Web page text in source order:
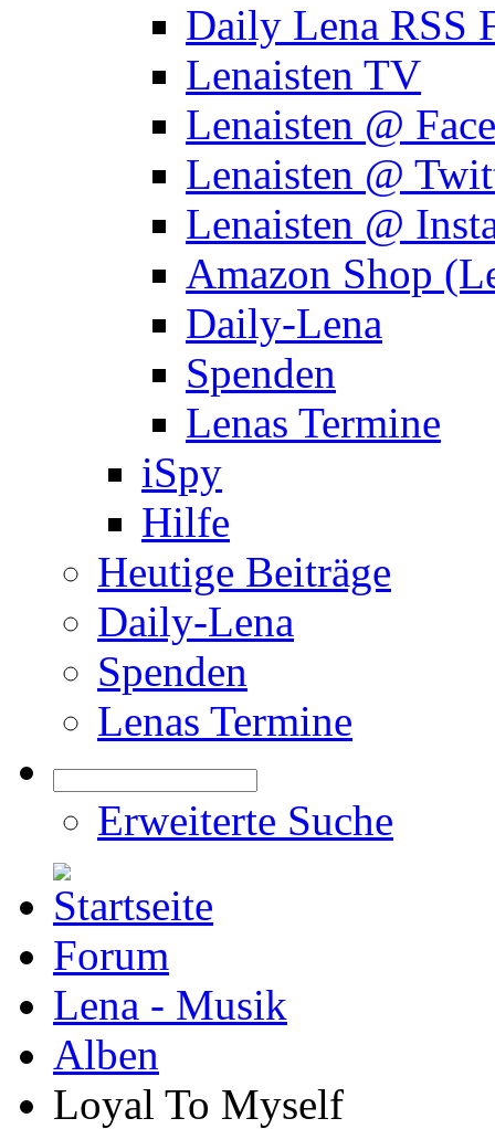
Daily Lena RSS
Lenaisten TV
Lenaisten @
Lenaisten @
Lenaisten @
Amazon Shop
Daily-Lena
Spenden
Lenas Termine
iSpy
Hilfe
Heutige Beiträge
Daily-Lena
Spenden
Lenas Termine
Erweiterte Suche
Forum
Lena - Musik
Alben
Loyal To Myself